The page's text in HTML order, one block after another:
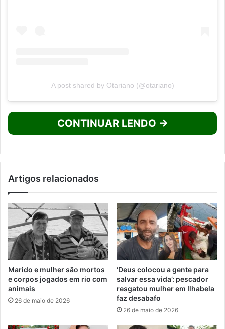
A post shared by Otariano (@otariano)
CONTINUAR LENDO →
Artigos relacionados
Marido e mulher são mortos
e corpos jogados em rio com
animais
26 de maio de 2026
‘Deus colocou a gente para
salvar essa vida’: pescador
resgatou mulher em Ilhabela
faz desabafo
26 de maio de 2026